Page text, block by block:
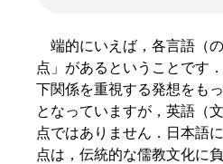
端的にいえば，各言語（
点」があるということです
下関係を重視する発想をも
となっていますが，英語（
点ではありません．日本語
点は，伝統的な儒教文化に